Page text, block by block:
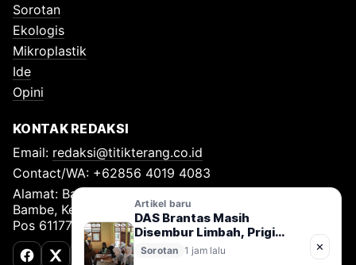
Sorotan
Ekologis
Mikroplastik
Ide
Opini
KONTAK REDAKSI
Email: redaksi@titikterang.co.id
Contact/WA: +62856 4019 4083
Alamat: Bambe Nomor 115, RT 009 RW 009, Desa
Bambe, Kecamatan Driyorejo, Kabupaten Gresik, Kode
Pos 61177
Artikel baru
DAS Brantas Masih
Disembur Limbah, Prigi
Arisandi: Pertobatan Ekologi
Cuma Slogan
Sorotan 1 jam lalu ✕